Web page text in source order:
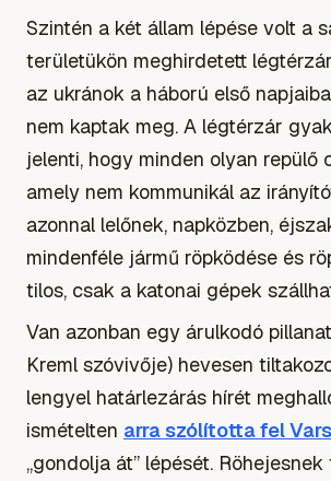
Szintén a két állam lépése volt a
területükön meghirdetett
az ukránok a háború első
nem kaptak meg. A légtérzár
jelenti, hogy minden olyan repülő
amely nem kommunikál az
azonnal lelőnek, napközben,
mindenféle jármű röpködése és
tilos, csak a katonai gépek
Van azonban egy árulkodó
Kreml szóvivője) hevesen
lengyel határlezárás hírét
ismételten arra szólította fel
„gondolja át” lépését.